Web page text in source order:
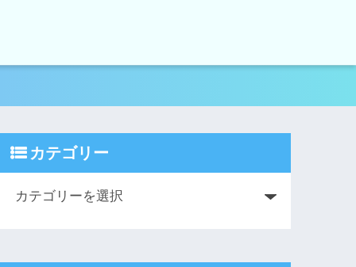
カテゴリー